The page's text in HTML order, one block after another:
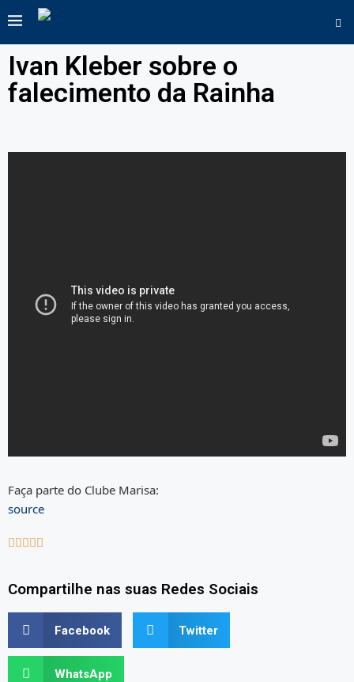
Ivan Kleber sobre o
falecimento da Rainha
Faça parte do Clube Marisa:
source
    
Compartilhe nas suas Redes Sociais
Facebook Twitter
WhatsApp